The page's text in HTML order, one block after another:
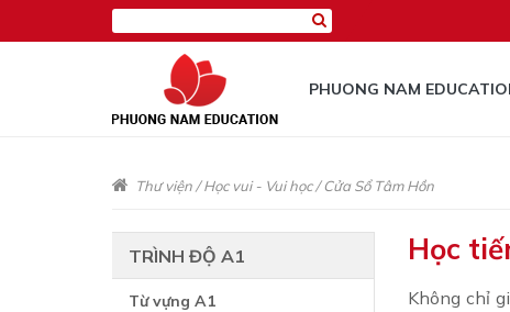
PHUONG NAM
Thư viện/Học vui - Vui học/Cửa Sổ Tâm Hồn
TRÌNH ĐỘ A1
Từ vựng A1
Học
Không chỉ